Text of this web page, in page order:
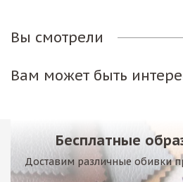
Вы смотрели
Вам может быть
Бесплатные
Доставим различные обивки